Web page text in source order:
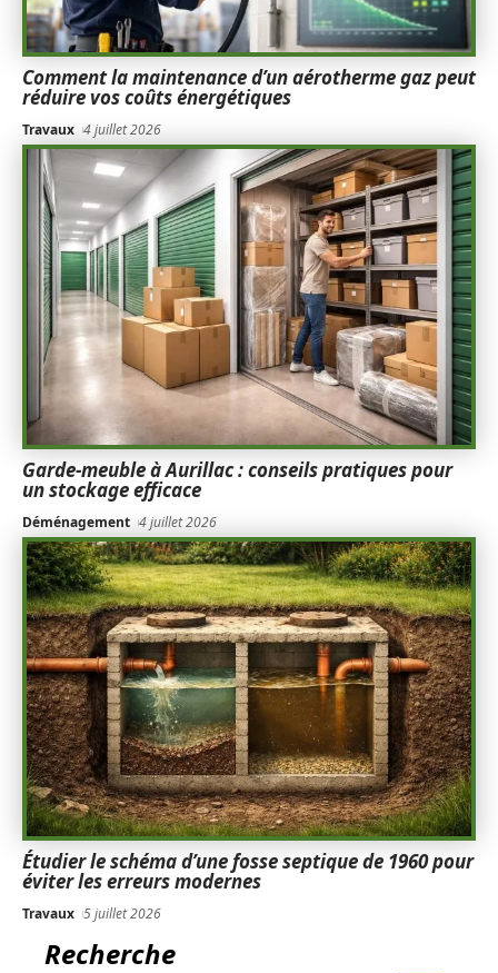
Comment la maintenance d’un aérotherme gaz peut
réduire vos coûts énergétiques
Travaux 4 juillet 2026
Garde-meuble à Aurillac : conseils pratiques pour
un stockage efficace
Déménagement 4 juillet 2026
Étudier le schéma d’une fosse septique de 1960 pour
éviter les erreurs modernes
Travaux 5 juillet 2026
Recherche